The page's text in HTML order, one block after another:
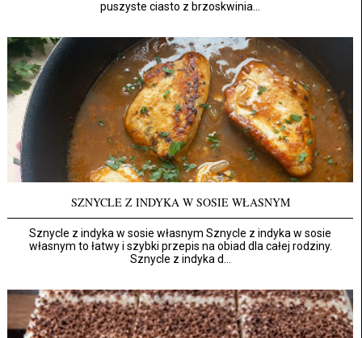
puszyste ciasto z brzoskwinia...
SZNYCLE Z INDYKA W SOSIE WŁASNYM
Sznycle z indyka w sosie własnym Sznycle z indyka w sosie
własnym to łatwy i szybki przepis na obiad dla całej rodziny.
Sznycle z indyka d...